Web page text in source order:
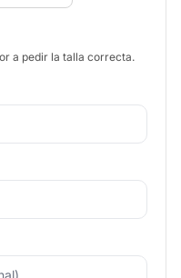
a pedir la talla correcta.